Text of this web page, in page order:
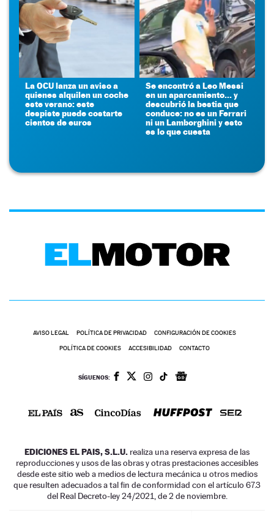
La OCU lanza un aviso a
quienes alquilen un coche
este verano: este
despiste puede costarte
cientos de euros
Se encontró a Leo Messi
en un aparcamiento... y
descubrió la bestia que
conduce: no es un Ferrari
ni un Lamborghini y esto
es lo que cuesta
AVISO LEGAL POLÍTICA DE PRIVACIDAD CONFIGURACIÓN DE COOKIES
POLÍTICA DE COOKIES ACCESIBILIDAD CONTACTO
SÍGUENOS:
EDICIONES EL PAIS, S.L.U. realiza una reserva expresa de las
reproducciones y usos de las obras y otras prestaciones accesibles
desde este sitio web a medios de lectura mecánica u otros medios
que resulten adecuados a tal fin de conformidad con el artículo 67.3
del Real Decreto-ley 24/2021, de 2 de noviembre.